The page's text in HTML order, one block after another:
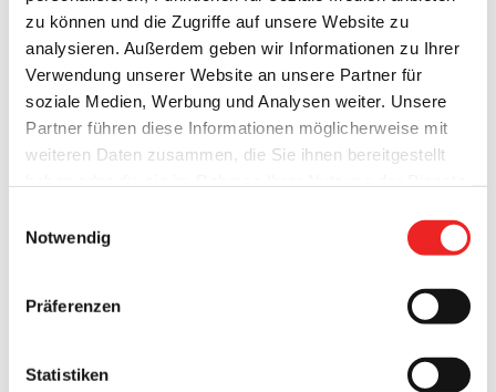
zu können und die Zugriffe auf unsere Website zu
analysieren. Außerdem geben wir Informationen zu Ihrer
Verwendung unserer Website an unsere Partner für
soziale Medien, Werbung und Analysen weiter. Unsere
Partner führen diese Informationen möglicherweise mit
weiteren Daten zusammen, die Sie ihnen bereitgestellt
werden auch bei der Auswahl von
gesetzt.
Notwendig
Präferenzen
Statistiken
10. Juli 2024